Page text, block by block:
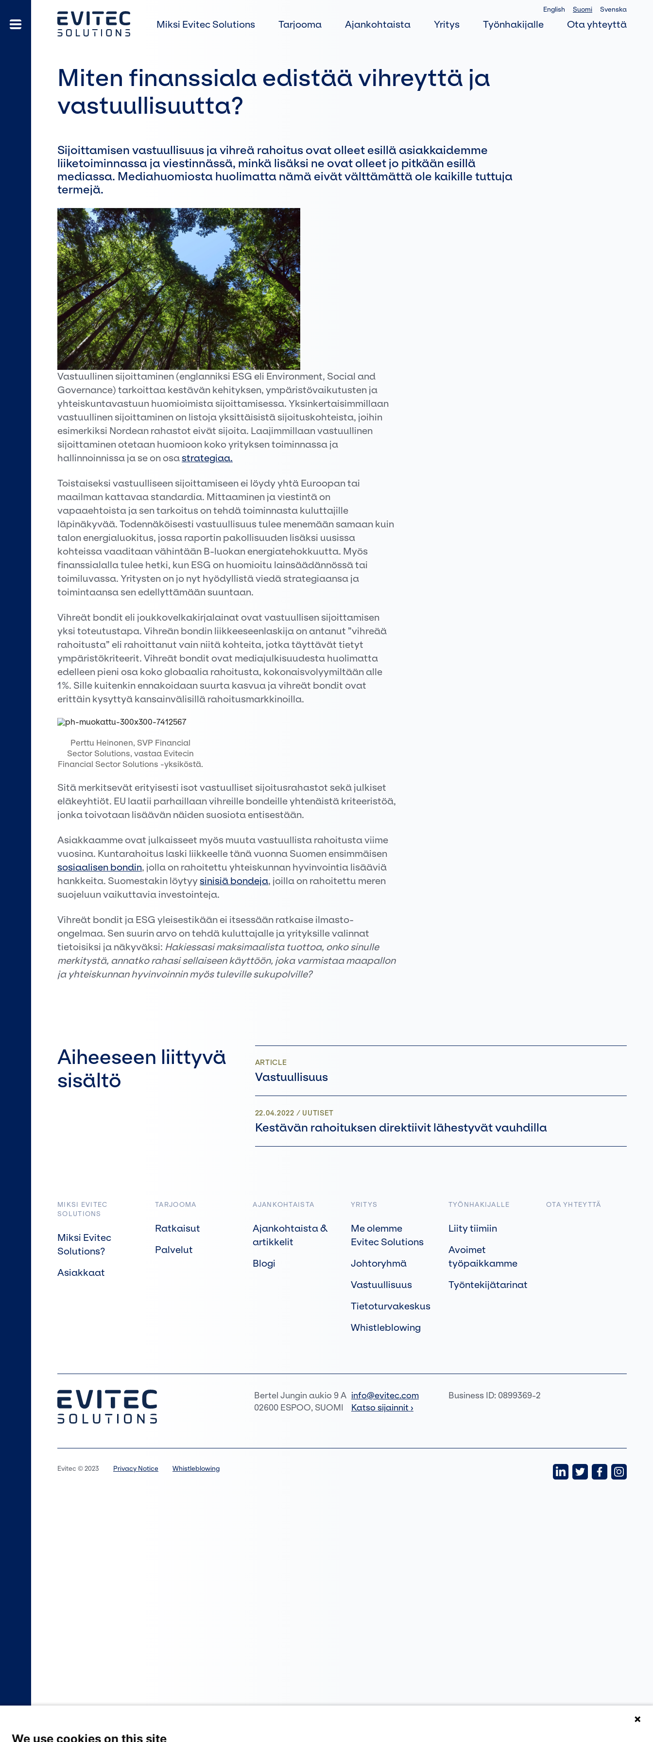
suoraan
sisältöön
English Suomi Svenska
Miksi Evitec Solutions Tarjooma Ajankohtaista Yritys Työnhakijalle Ota yhteyttä
Miten finanssiala edistää vihreyttä ja
vastuullisuutta?
Sijoittamisen vastuullisuus ja vihreä rahoitus ovat olleet esillä asiakkaidemme
liiketoiminnassa ja viestinnässä, minkä lisäksi ne ovat olleet jo pitkään esillä
mediassa. Mediahuomiosta huolimatta nämä eivät välttämättä ole kaikille tuttuja
termejä.
Vastuullinen sijoittaminen (englanniksi ESG eli Environment, Social and
Governance) tarkoittaa kestävän kehityksen, ympäristövaikutusten ja
yhteiskuntavastuun huomioimista sijoittamisessa. Yksinkertaisimmillaan
vastuullinen sijoittaminen on listoja yksittäisistä sijoituskohteista, joihin
esimerkiksi Nordean rahastot eivät sijoita. Laajimmillaan vastuullinen
sijoittaminen otetaan huomioon koko yrityksen toiminnassa ja
hallinnoinnissa ja se on osastrategiaa.
Toistaiseksi vastuulliseen sijoittamiseen ei löydy yhtä Euroopan tai
maailman kattavaa standardia. Mittaaminen ja viestintä on
vapaaehtoista ja sen tarkoitus on tehdä toiminnasta kuluttajille
läpinäkyvää. Todennäköisesti vastuullisuus tulee menemään samaan kuin
talon energialuokitus, jossa raportin pakollisuuden lisäksi uusissa
kohteissa vaaditaan vähintään B-luokan energiatehokkuutta. Myös
finanssialalla tulee hetki, kun ESG on huomioitu lainsäädännössä tai
toimiluvassa. Yritysten on jo nyt hyödyllistä viedä strategiaansa ja
toimintaansa sen edellyttämään suuntaan.
Vihreät bondit eli joukkovelkakirjalainat ovat vastuullisen sijoittamisen
yksi toteutustapa. Vihreän bondin liikkeeseenlaskija on antanut ”vihreää
rahoitusta” eli rahoittanut vain niitä kohteita, jotka täyttävät tietyt
ympäristökriteerit. Vihreät bondit ovat mediajulkisuudesta huolimatta
edelleen pieni osa koko globaalia rahoitusta, kokonaisvolyymiltään alle
1%. Sille kuitenkin ennakoidaan suurta kasvua ja vihreät bondit ovat
erittäin kysyttyä kansainvälisillä rahoitusmarkkinoilla.
Perttu Heinonen, SVP Financial
Sector Solutions, vastaa Evitecin
Financial Sector Solutions -yksiköstä.
Sitä merkitsevät erityisesti isot vastuulliset sijoitusrahastot sekä julkiset
eläkeyhtiöt. EU laatii parhaillaan vihreille bondeille yhtenäistä kriteeristöä,
jonka toivotaan lisäävän näiden suosiota entisestään.
Asiakkaamme ovat julkaisseet myös muuta vastuullista rahoitusta viime
vuosina. Kuntarahoitus laski liikkeelle tänä vuonna Suomen ensimmäisen
sosiaalisen bondin, jolla on rahoitettu yhteiskunnan hyvinvointia lisääviä
hankkeita. Suomestakin löytyysinisiä bondeja, joilla on rahoitettu meren
suojeluun vaikuttavia investointeja.
Vihreät bondit ja ESG yleisestikään ei itsessään ratkaise ilmasto-
ongelmaa. Sen suurin arvo on tehdä kuluttajalle ja yrityksille valinnat
tietoisiksi ja näkyväksi: Hakiessasi maksimaalista tuottoa, onko sinulle
merkitystä, annatko rahasi sellaiseen käyttöön, joka varmistaa maapallon
ja yhteiskunnan hyvinvoinnin myös tuleville sukupolville?
Aiheeseen liittyvä
sisältö
ARTICLE
Vastuullisuus
22.04.2022 / UUTISET
Kestävän rahoituksen direktiivit lähestyvät vauhdilla
MIKSI EVITEC
SOLUTIONS
Miksi Evitec
Solutions?
Asiakkaat
TARJOOMA
Ratkaisut
Palvelut
AJANKOHTAISTA
Ajankohtaista &
artikkelit
Blogi
YRITYS
Me olemme
Evitec Solutions
Johtoryhmä
Vastuullisuus
Tietoturvakeskus
Whistleblowing
TYÖNHAKIJALLE
Liity tiimiin
Avoimet
työpaikkamme
Työntekijätarinat
OTA YHTEYTTÄ
Bertel Jungin aukio 9 A
02600 ESPOO, SUOMI
info@evitec.com
Katso sijainnit ›
Business ID: 0899369-2
Evitec © 2023 Privacy Notice Whistleblowing
We use cookies on this site